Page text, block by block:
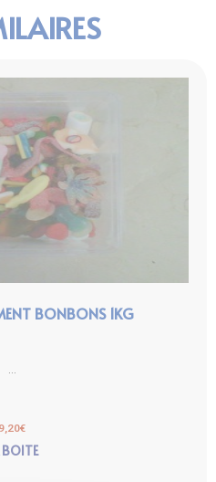
BONBONS 1KG
...
9,20€
BOITE